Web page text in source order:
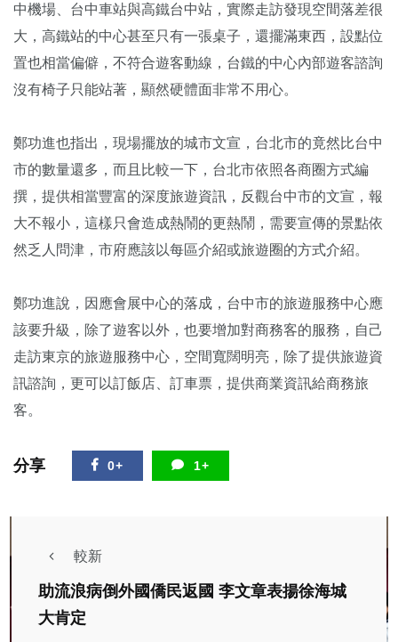
中機場、台中車站與高鐵台中站，實際走訪發現空間落差很
大，高鐵站的中心甚至只有一張桌子，還擺滿東西，設點位
置也相當偏僻，不符合遊客動線，台鐵的中心內部遊客諮詢
沒有椅子只能站著，顯然硬體面非常不用心。
鄭功進也指出，現場擺放的城市文宣，台北市的竟然比台中
市的數量還多，而且比較一下，台北市依照各商圈方式編
撰，提供相當豐富的深度旅遊資訊，反觀台中市的文宣，報
大不報小，這樣只會造成熱鬧的更熱鬧，需要宣傳的景點依
然乏人問津，市府應該以每區介紹或旅遊圈的方式介紹。
鄭功進說，因應會展中心的落成，台中市的旅遊服務中心應
該要升級，除了遊客以外，也要增加對商務客的服務，自己
走訪東京的旅遊服務中心，空間寬闊明亮，除了提供旅遊資
訊諮詢，更可以訂飯店、訂車票，提供商業資訊給商務旅
客。
分享 0+ 1+
較新
助流浪病倒外國僑民返國 李文章表揚徐海城
大肯定